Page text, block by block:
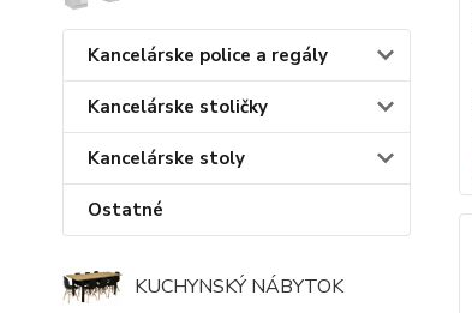
Kancelárske police a regály
Kancelárske stoličky
Kancelárske stoly
Ostatné
KUCHYNSKÝ NÁBYTOK